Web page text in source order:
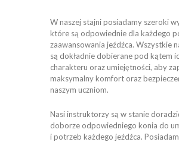
W naszej stajni posiadamy szeroki
które są odpowiednie dla każdego
zaawansowania jeźdźca. Wszystkie
są dokładnie dobierane pod kątem
charakteru oraz umiejętności, aby
maksymalny komfort oraz
naszym uczniom.
Nasi instruktorzy są w stanie
doborze odpowiedniego konia do
i potrzeb każdego jeźdźca.